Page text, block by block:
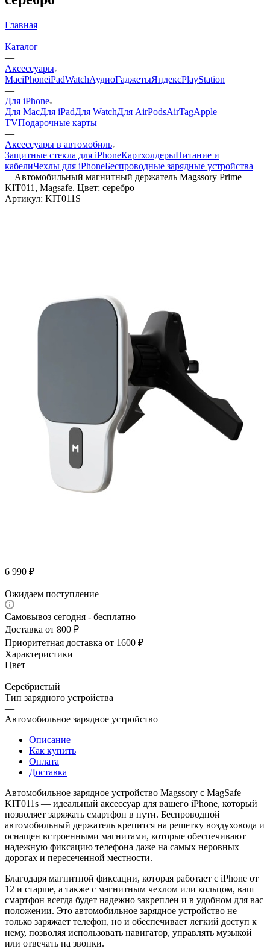
Главная
—
Каталог
—
Аксессуары
MaciPhoneiPadWatchАудиоГаджетыЯндексPlayStation
—
Для iPhone
Для MacДля iPadДля WatchДля AirPodsAirTagApple
TVПодарочные карты
—
Аксессуары в автомобиль
Защитные стекла для iPhoneКартхолдерыПитание и
кабелиЧехлы для iPhoneБеспроводные зарядные устройства
—Автомобильный магнитный держатель Magssory Prime
KIT011, Magsafe. Цвет: серебро
Артикул: KIT011S
6 990 ₽
Ожидаем поступление
Самовывоз сегодня - бесплатно
Доставка от 800 ₽
Приоритетная доставка от 1600 ₽
Характеристики
Цвет
—
Серебристый
Тип зарядного устройства
—
Автомобильное зарядное устройство
Описание
Как купить
Оплата
Доставка
Автомобильное зарядное устройство Magssory с MagSafe
KIT011s — идеальный аксессуар для вашего iPhone, который
позволяет заряжать смартфон в пути. Беспроводной
автомобильный держатель крепится на решетку воздуховода и
оснащен встроенными магнитами, которые обеспечивают
надежную фиксацию телефона даже на самых неровных
дорогах и пересеченной местности.
Благодаря магнитной фиксации, которая работает с iPhone от
12 и старше, а также с магнитным чехлом или кольцом, ваш
смартфон всегда будет надежно закреплен и в удобном для вас
положении. Это автомобильное зарядное устройство не
только заряжает телефон, но и обеспечивает легкий доступ к
нему, позволяя использовать навигатор, управлять музыкой
или отвечать на звонки.